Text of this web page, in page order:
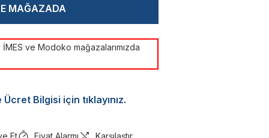
MAĞAZADA
ve Modoko mağazalarımızda
Bilgisi için tıklayınız.
Et Fiyat Alarmı Karşılaştır